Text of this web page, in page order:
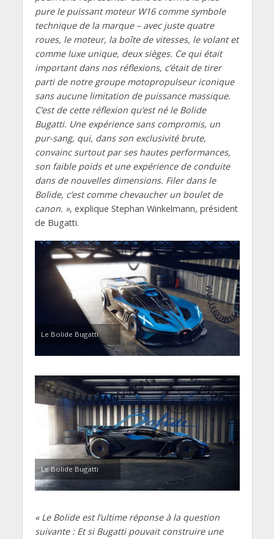
pure le puissant moteur W16 comme symbole
technique de la marque – avec juste quatre
roues, le moteur, la boîte de vitesses, le volant et
comme luxe unique, deux sièges. Ce qui était
important dans nos réflexions, c’était de tirer
parti de notre groupe motopropulseur iconique
sans aucune limitation de puissance massique.
C’est de cette réflexion qu’est né le Bolide
Bugatti. Une expérience sans compromis, un
pur-sang, qui, dans son exclusivité brute,
convainc surtout par ses hautes performances,
son faible poids et une expérience de conduite
dans de nouvelles dimensions. Filer dans le
Bolide, c’est comme chevaucher un boulet de
canon. », explique Stephan Winkelmann, président
de Bugatti.
Le Bolide Bugatti
Le Bolide Bugatti
« Le Bolide est l’ultime réponse à la question
suivante : Et si Bugatti pouvait construire une